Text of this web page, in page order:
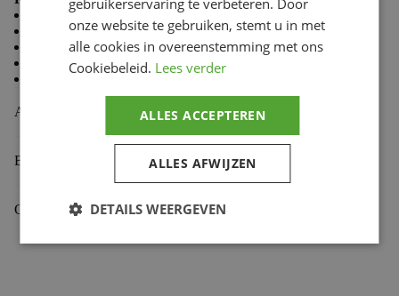
Casual style
Comfortable and durable fabric
Premium fit
Classic crew neck
Aanvullende informatie
Beoordelingen (0)
Gekoppelde Motoren
onze website te gebruiken, stemt u in met
alle cookies in overeenstemming met ons
Cookiebeleid. Lees verder
ALLES ACCEPTEREN
ALLES AFWIJZEN
DETAILS WEERGEVEN